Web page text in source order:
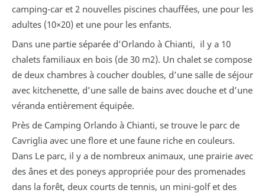
camping-car et 2 nouvelles piscines chauffées, une pour les
adultes (10×20) et une pour les enfants.
Dans une partie séparée d’Orlando à Chianti, il y a 10
chalets familiaux en bois (de 30 m2). Un chalet se compose
de deux chambres à coucher doubles, d’une salle de séjour
avec kitchenette, d’une salle de bains avec douche et d’une
véranda entièrement équipée.
Près de Camping Orlando à Chianti, se trouve le parc de
Cavriglia avec une flore et une faune riche en couleurs.
Dans Le parc, il y a de nombreux animaux, une prairie avec
des ânes et des poneys appropriée pour des promenades
dans la forêt, deux courts de tennis, un mini-golf et des